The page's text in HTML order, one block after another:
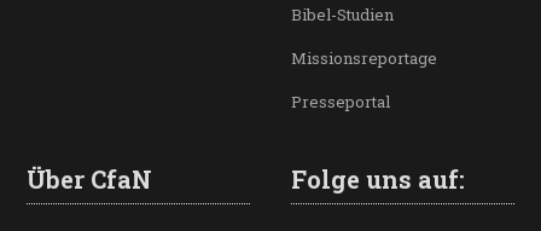
Bibel-Studien
Missionsreportage
Presseportal
Über CfaN Folge uns auf: